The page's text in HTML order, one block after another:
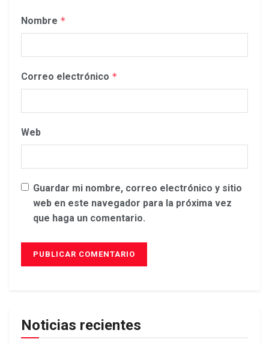
Nombre *
Correo electrónico *
Web
Guardar mi nombre, correo electrónico y sitio
web en este navegador para la próxima vez
que haga un comentario.
Noticias recientes